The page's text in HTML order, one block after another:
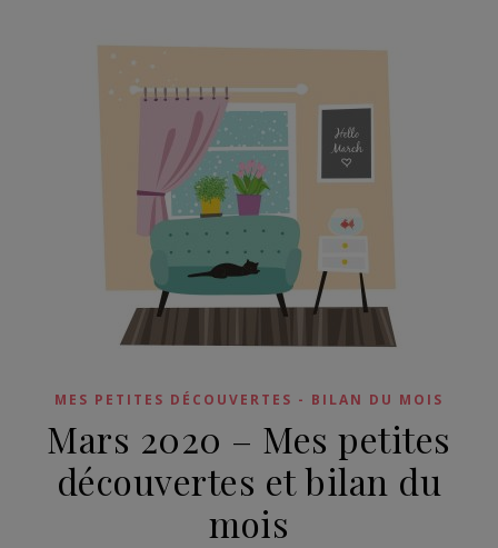
MES PETITES DÉCOUVERTES - BILAN DU MOIS
Mars 2020 – Mes petites
découvertes et bilan du
mois